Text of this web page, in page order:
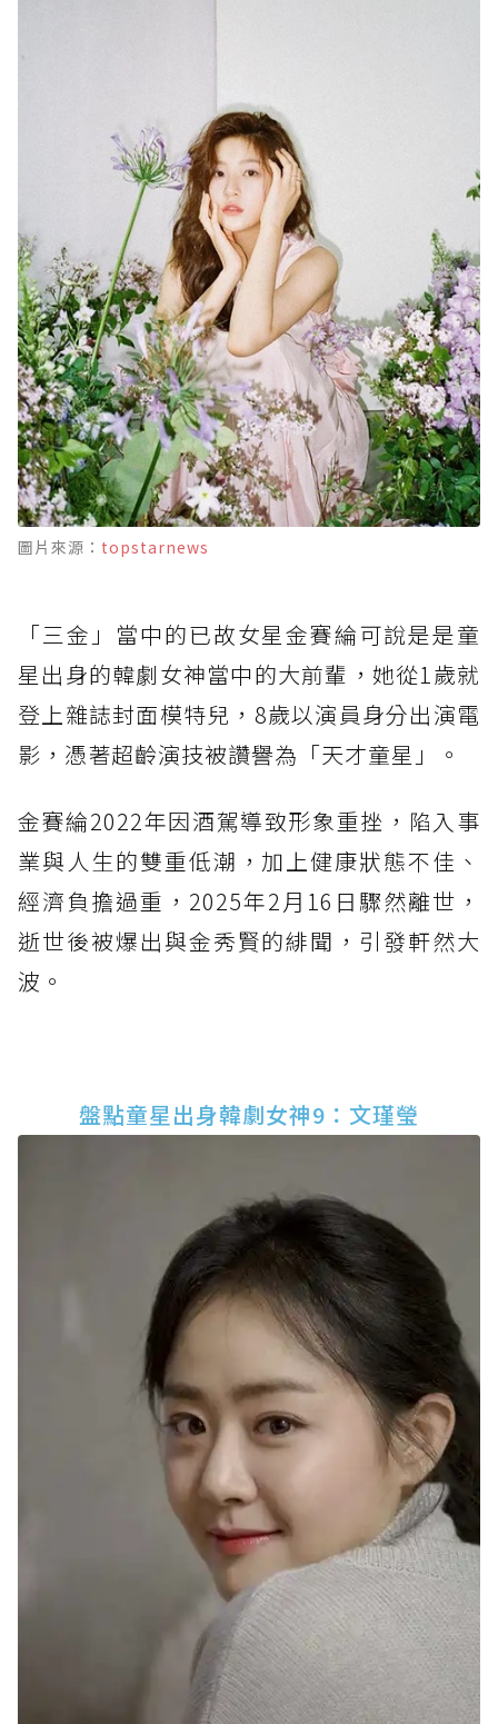
圖片來源： topstarnews
「三金」當中的已故女星金賽綸可說是是童
星出身的韓劇女神當中的大前輩，她從1歲就
登上雜誌封面模特兒，8歲以演員身分出演電
影，憑著超齡演技被讚譽為「天才童星」。
金賽綸2022年因酒駕導致形象重挫，陷入事
業與人生的雙重低潮，加上健康狀態不佳、
經濟負擔過重，2025年2月16日驟然離世，
逝世後被爆出與金秀賢的緋聞，引發軒然大
波。
盤點童星出身韓劇女神9：文瑾瑩